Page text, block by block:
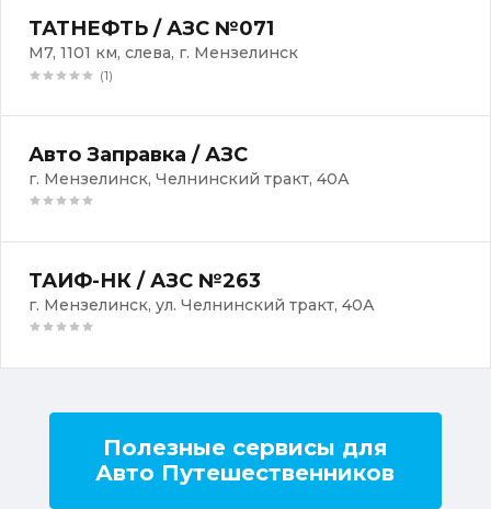
ТАТНЕФТЬ / АЗС №071
М7, 1101 км, слева, г. Мензелинск
(1)
Авто Заправка / АЗС
г. Мензелинск, Челнинский тракт, 40А
ТАИФ-НК / АЗС №263
г. Мензелинск, ул. Челнинский тракт, 40А
Полезные сервисы для
Авто Путешественников